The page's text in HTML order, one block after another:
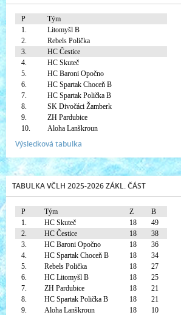
P
Tým
1.
Litomyšl B
2.
Rebels Polička
3.
HC Čestice
4.
HC Skuteč
5.
HC Baroni Opočno
6.
HC Spartak Choceň B
7.
HC Spartak Polička B
8.
SK Divočáci Žamberk
9.
ZH Pardubice
10.
Aloha Lanškroun
Výsledková tabulka
TABULKA VČLH 2025-2026 ZÁKL. ČÁST
P Tým Z
B
1.
HC Skuteč 18
49
2.
HC Čestice 18
38
3.
HC Baroni Opočno 18
36
4.
HC Spartak Choceň B 18
34
5.
Rebels Polička 18
27
6.
HC Litomyšl B 18
25
7.
ZH Pardubice 18
21
8.
HC Spartak Polička B 18
21
9.
Aloha Lanškroun 18
10